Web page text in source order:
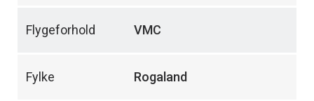
Flygeforhold VMC
Fylke Rogaland